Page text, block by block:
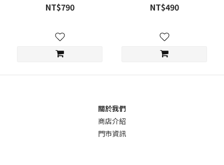
NT$790 NT$490
關於我們
商店介紹
門市資訊